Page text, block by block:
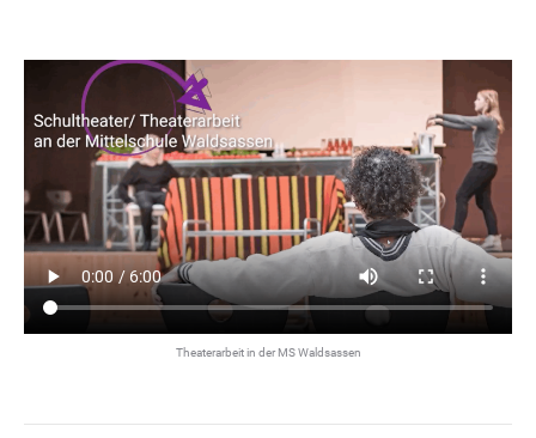
Theaterarbeit in der MS Waldsassen